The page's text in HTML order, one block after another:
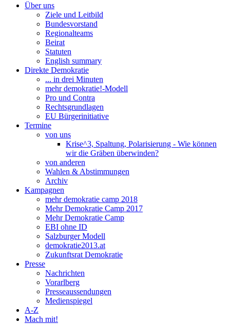
Über uns
Ziele und Leitbild
Bundesvorstand
Regionalteams
Beirat
Statuten
English summary
Direkte Demokratie
... in drei Minuten
mehr demokratie!-Modell
Pro und Contra
Rechtsgrundlagen
EU Bürgerinitiative
Termine
von uns
Krise^3, Spaltung, Polarisierung - Wie können
wir die Gräben überwinden?
von anderen
Wahlen & Abstimmungen
Archiv
Kampagnen
mehr demokratie camp 2018
Mehr Demokratie Camp 2017
Mehr Demokratie Camp
EBI ohne ID
Salzburger Modell
demokratie2013.at
Zukunftsrat Demokratie
Presse
Nachrichten
Vorarlberg
Presseaussendungen
Medienspiegel
A-Z
Mach mit!